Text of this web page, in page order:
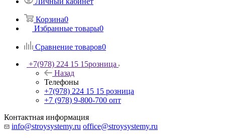
Корзина0
Избранные товары0
Сравнение товаров0
+7(978) 224 15 15розница
Назад
Телефоны
+7(978) 224 15 15 розница
+7 (978) 9-800-700 опт
Контактная информация
info@stroysystemy.ru office@stroysystemy.ru